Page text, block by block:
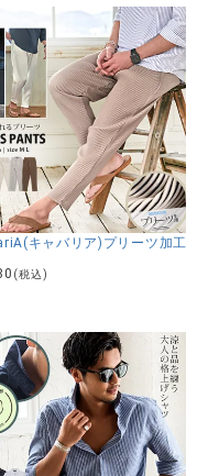
ックドルマンハーフスリー
キャバリア)プリーツ加工
(税込)